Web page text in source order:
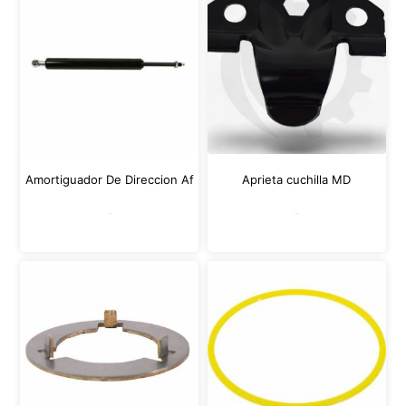
Amortiguador De Direccion Af Aprieta cuchilla MD